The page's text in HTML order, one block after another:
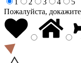
Пожалуйста,